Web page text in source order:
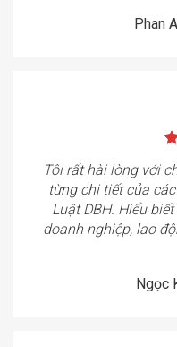
Phan
Tôi rất hài lòng với
từng chi tiết của
Luật DBH. Hiểu
doanh nghiệp, lao
Ngọc